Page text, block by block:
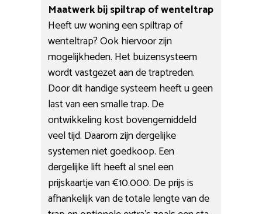
Maatwerk bij spiltrap of wenteltrap
Heeft uw woning een spiltrap of
wenteltrap? Ook hiervoor zijn
mogelijkheden. Het buizensysteem
wordt vastgezet aan de traptreden.
Door dit handige systeem heeft u geen
last van een smalle trap. De
ontwikkeling kost bovengemiddeld
veel tijd. Daarom zijn dergelijke
systemen niet goedkoop. Een
dergelijke lift heeft al snel een
prijskaartje van €10.000. De prijs is
afhankelijk van de totale lengte van de